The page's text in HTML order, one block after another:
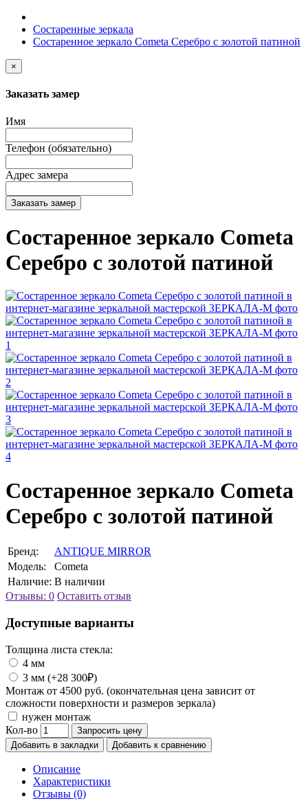
Состаренные зеркала
Состаренное зеркало Cometa Серебро с золотой патиной
×
Заказать замер
Имя
Телефон (обязательно)
Адрес замера
Заказать замер
Состаренное зеркало Cometa
Серебро с золотой патиной
Состаренное зеркало Cometa
Серебро с золотой патиной
Бренд:
ANTIQUE MIRROR
Модель:
Cometa
Наличие: В наличии
Отзывы: 0 Оставить отзыв
Доступные варианты
Толщина листа стекла:
4 мм
3 мм (+28 300₽)
Монтаж от 4500 руб. (окончательная цена зависит от
сложности поверхности и размеров зеркала)
нужен монтаж
Кол-во
Запросить цену
Добавить в закладки
Добавить к сравнению
Описание
Характеристики
Отзывы (0)